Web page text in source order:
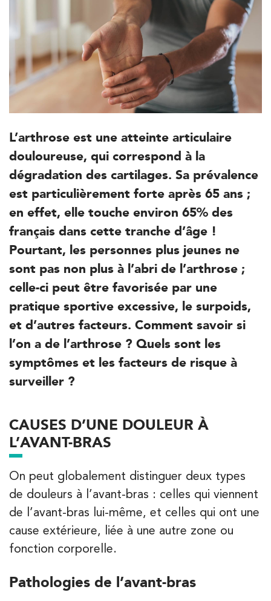
L’arthrose est une atteinte articulaire
douloureuse, qui correspond à la
dégradation des cartilages. Sa prévalence
est particulièrement forte après 65 ans ;
en effet, elle touche environ 65% des
français dans cette tranche d’âge !
Pourtant, les personnes plus jeunes ne
sont pas non plus à l’abri de l’arthrose ;
celle-ci peut être favorisée par une
pratique sportive excessive, le surpoids,
et d’autres facteurs. Comment savoir si
l’on a de l’arthrose ? Quels sont les
symptômes et les facteurs de risque à
surveiller ?
CAUSES D’UNE DOULEUR À
L’AVANT-BRAS
On peut globalement distinguer deux types
de douleurs à l’avant-bras : celles qui viennent
de l’avant-bras lui-même, et celles qui ont une
cause extérieure, liée à une autre zone ou
fonction corporelle.
Pathologies de l’avant-bras
Trouvez votre cabinet de
kinésithérapie IK
Entrez votre adresse afin de trouver le cabinet IK la plus
IK Châtenay-Malabry – 92
380 Av. de la Division Leclerc 92290
380 Av. de la Division Leclerc 92290 Châtenay-
01 43 50 05 24
Kinésithérapie Balnéothérapie